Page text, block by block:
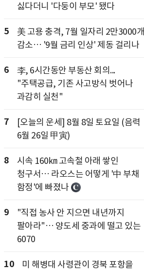
싫다더니 '다둥이 부모' 됐다
5
美 고용 충격, 7월 일자리 2만3000개
감소… '9월 금리 인상' 제동 걸리나
6
李, 6시간동안 부동산 회의...
"주택공급, 기존 사고방식 벗어나
과감히 실천"
7
[오늘의 운세] 8월 8일 토요일 (음력
6월 26일 甲寅)
8
시속 160㎞ 고속철 아래 쌓인
청구서… 라오스는 어떻게 '中 부채
함정'에 빠졌나
9
"직접 농사 안 지으면 내년까지
팔아라"… 양도세 중과에 떨고 있는
6070
10
미 해병대 사령관이 경북 포항을